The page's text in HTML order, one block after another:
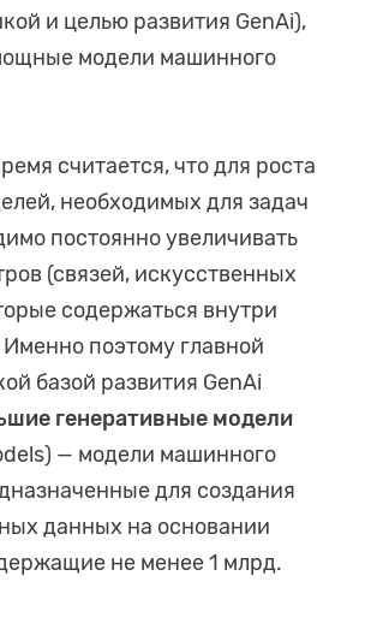
и целью развития GenAi),
модели машинного
считается, что для роста
необходимых для задач
постоянно увеличивать
(связей, искусственных
содержаться внутри
поэтому главной
базой развития GenAi
генеративные модели
— модели машинного
для создания
данных на основании
не менее 1 млрд.